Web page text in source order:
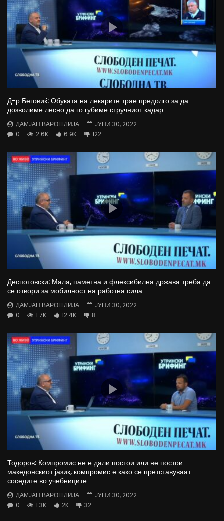
Д-р Беговиќ: Обуката на лекарите трае предолго за да
дозволиме лесно да го губиме стручниот кадар
ДАМЈАН ВАРОШЛИЈА
ЈУНИ 30, 2022
0
2.6K 6.9K 122
Деспотовски: Мала, паметна и флексибилна држава треба да
се отвори за мобилност на работна сила
ДАМЈАН ВАРОШЛИЈА
ЈУНИ 30, 2022
0
1.7K 12.4K 8
Тодоров: Компромис не е дали постои или не постои
македонскиот јазик, компромис е како се претставуваат
соседите во учебниците
ДАМЈАН ВАРОШЛИЈА
ЈУНИ 30, 2022
0
1.3K 2K 32